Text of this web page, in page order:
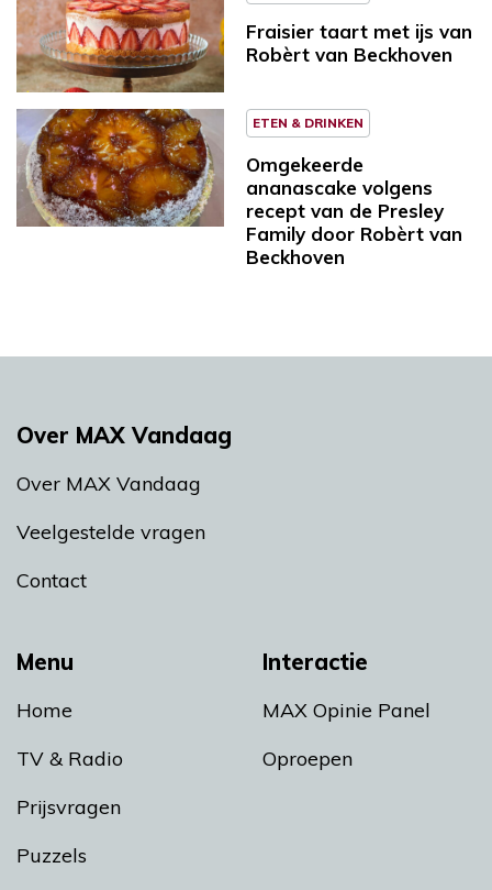
Fraisier taart met ijs van
Robèrt van Beckhoven
ETEN & DRINKEN
Omgekeerde
ananascake volgens
recept van de Presley
Family door Robèrt van
Beckhoven
Menu
Home
TV & Radio
Prijsvragen
Puzzels
Interactie
MAX Opinie Panel
Oproepen
Over MAX Vandaag
Over MAX Vandaag
Veelgestelde vragen
Contact